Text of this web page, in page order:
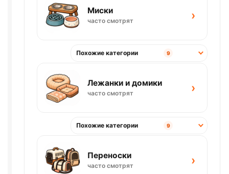
Миски
часто смотрят ›
Похожие категории 9
Лежанки и домики
часто смотрят ›
Похожие категории 9
Переноски
часто смотрят ›